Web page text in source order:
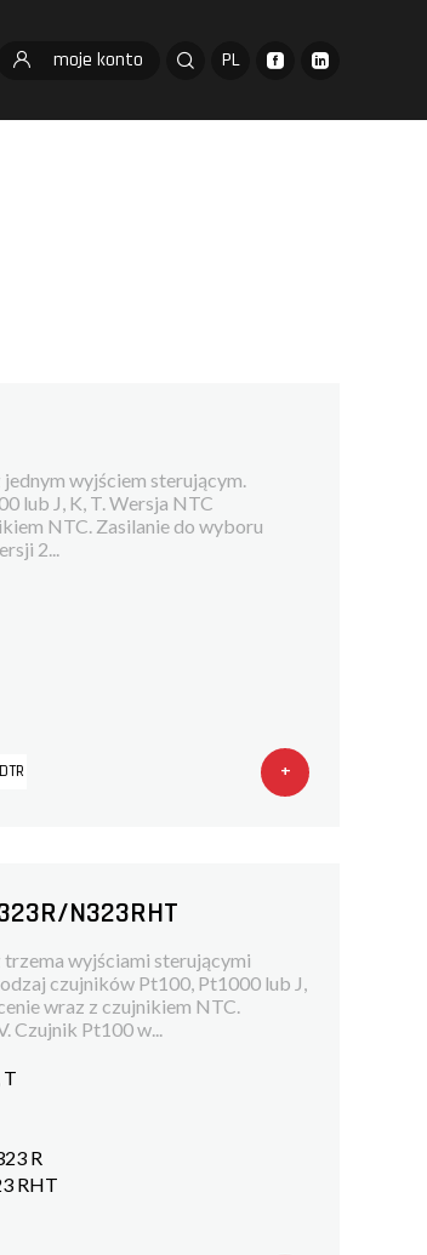
moje konto PL
wyjściem sterującym.
lub J, K, T. Wersja NTC
NTC. Zasilanie do wyboru
2...
+
N323RHT
wyjściami sterującymi
czujników Pt100, Pt1000 lub J,
wraz z czujnikiem NTC.
Czujnik Pt100 w...
T
R
RHT